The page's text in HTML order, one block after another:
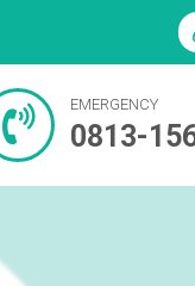
EMERGENCY
0813-